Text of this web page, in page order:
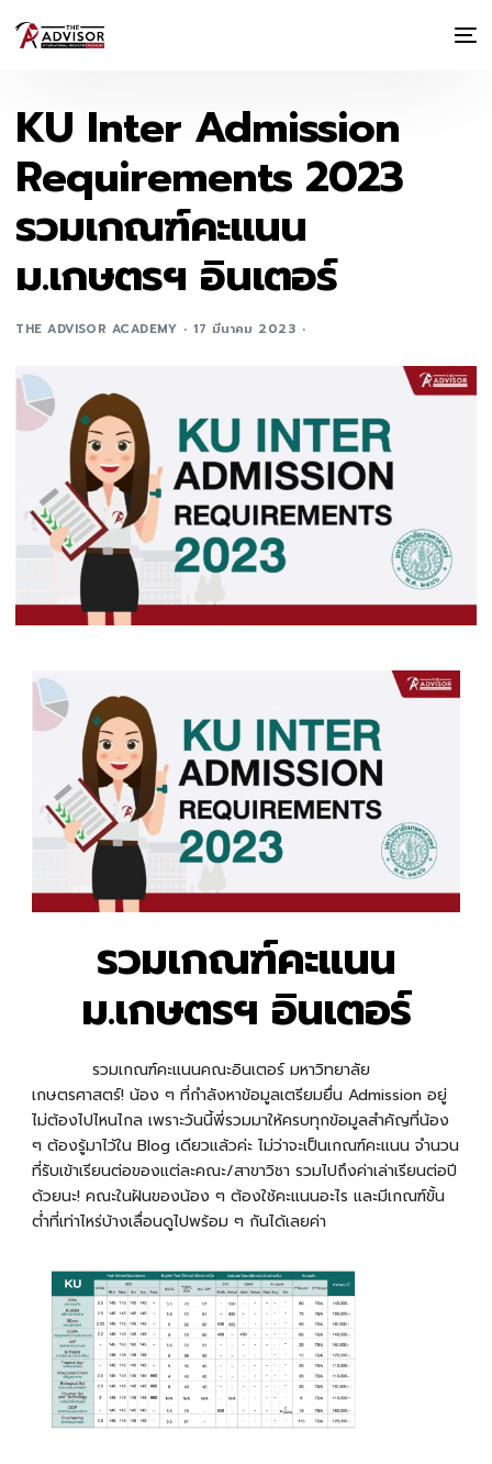
KU Inter Admission
Requirements 2023
รวมเกณฑ์คะแนน
ม.เกษตรฯ อินเตอร์
THE ADVISOR ACADEMY 17 มีนาคม 2023
รวมเกณฑ์คะแนน
ม.เกษตรฯ อินเตอร์
รวมเกณฑ์คะแนนคณะอินเตอร์ มหาวิทยาลัย
เกษตรศาสตร์! น้อง ๆ ที่กำลังหาข้อมูลเตรียมยื่น Admission อยู่
ไม่ต้องไปไหนไกล เพราะวันนี้พี่รวมมาให้ครบทุกข้อมูลสำคัญที่น้อง
ๆ ต้องรู้มาไว้ใน Blog เดียวแล้วค่ะ ไม่ว่าจะเป็นเกณฑ์คะแนน จำนวน
ที่รับเข้าเรียนต่อของแต่ละคณะ/สาขาวิชา รวมไปถึงค่าเล่าเรียนต่อปี
ด้วยนะ! คณะในฝันของน้อง ๆ ต้องใช้คะแนนอะไร และมีเกณฑ์ขั้น
ต่ำที่เท่าไหร่บ้างเลื่อนดูไปพร้อม ๆ กันได้เลยค่า